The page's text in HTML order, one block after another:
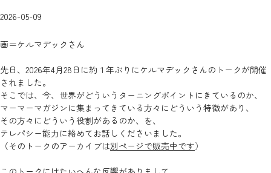
2026-05-09
画＝ケルマデックさん
先日、2026年4月28日に約１年ぶりにケルマデックさんのトークが開催
されました。
そこでは、今、世界がどういうターニングポイントにきているのか、
マーマーマガジンに集まってきている方々にどういう特徴があり、
その方々にどういう役割があるのか、を、
テレパシー能力に絡めてお話しくださいました。
（そのトークのアーカイブは別ページで販売中です）